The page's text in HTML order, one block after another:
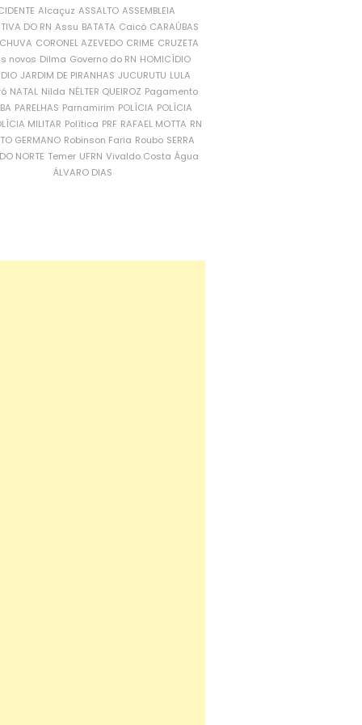
Alcaçuz ASSALTO ASSEMBLEIA
DO RN Assu BATATA Caicó CARAÚBAS
CORONEL AZEVEDO CRIME CRUZETA
novos Dilma Governo do RN HOMICÍDIO
JARDIM DE PIRANHAS JUCURUTU LULA
NATAL Nilda NÉLTER QUEIROZ Pagamento
PARELHAS Parnamirim POLÍCIA POLÍCIA
MILITAR Política PRF RAFAEL MOTTA RN
GERMANO Robinson Faria Roubo SERRA
NORTE Temer UFRN Vivaldo Costa Água
ÁLVARO DIAS